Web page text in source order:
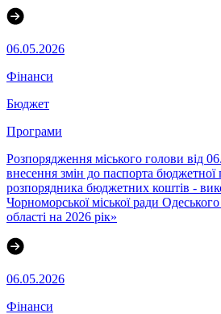
06.05.2026
Фінанси
Бюджет
Програми
Розпорядження міського голови від
внесення змін до паспорта
розпорядника бюджетних коштів -
Чорноморської міської ради
області на 2026 рік»
06.05.2026
Фінанси